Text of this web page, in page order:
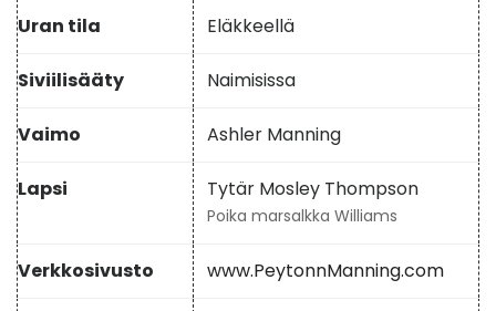
Uran tila Eläkkeellä
Siviilisääty Naimisissa
Vaimo Ashler Manning
Lapsi Tytär Mosley Thompson
Poika marsalkka Williams
Verkkosivusto www.PeytonnManning.com